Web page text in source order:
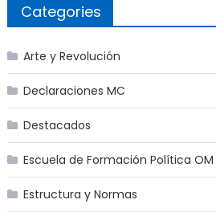
Categories
Arte y Revolución
Declaraciones MC
Destacados
Escuela de Formación Política OM
Estructura y Normas